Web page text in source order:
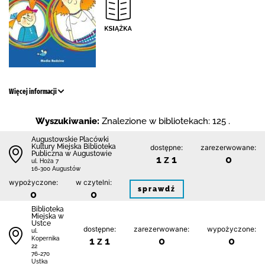
Więcej informacji
Wyszukiwanie: Znalezione w bibliotekach: 125 .
Augustowskie Placówki
Kultury Miejska Biblioteka
Publiczna w Augustowie
ul. Hoża 7
16-300 Augustów
dostępne:
1 z 1
zarezerwowane:
0
wypożyczone:
0
w czytelni:
0 sprawdź
Biblioteka
Miejska w
Ustce
ul.
Kopernika
22
76-270
Ustka
dostępne:
1 z 1
zarezerwowane:
0
wypożyczone:
0